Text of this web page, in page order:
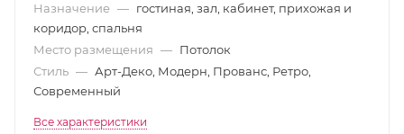
Назначение — гостиная, зал, кабинет, прихожая и
коридор, спальня
Место размещения — Потолок
Стиль — Арт-Деко, Модерн, Прованс, Ретро,
Современный
Все характеристики